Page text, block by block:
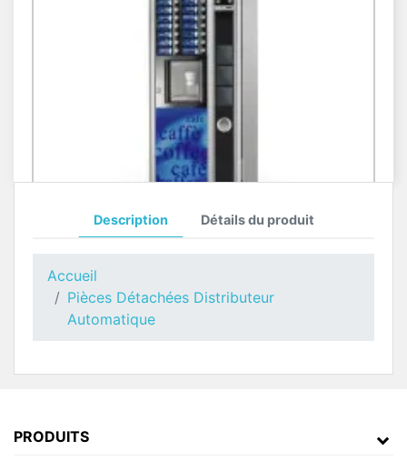
Description Détails du produit
Accueil
Pièces Détachées Distributeur
Automatique
PRODUITS